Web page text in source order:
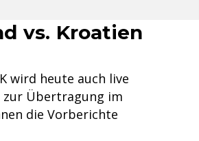
vs. Kroatien
wird heute auch live
Übertragung im
die Vorberichte